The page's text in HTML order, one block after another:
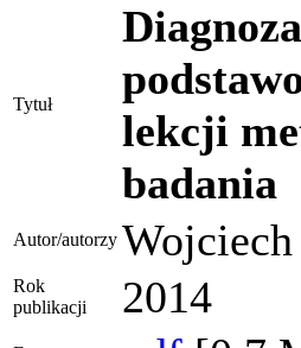
Tytuł
lekcji
badania
Autor/autorzy
Rok
publikacji
2014